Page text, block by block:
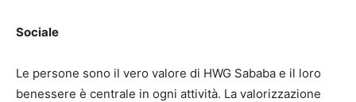
Sociale
Le persone sono il vero valore di HWG Sababa e il loro
benessere è centrale in ogni attività. La valorizzazione